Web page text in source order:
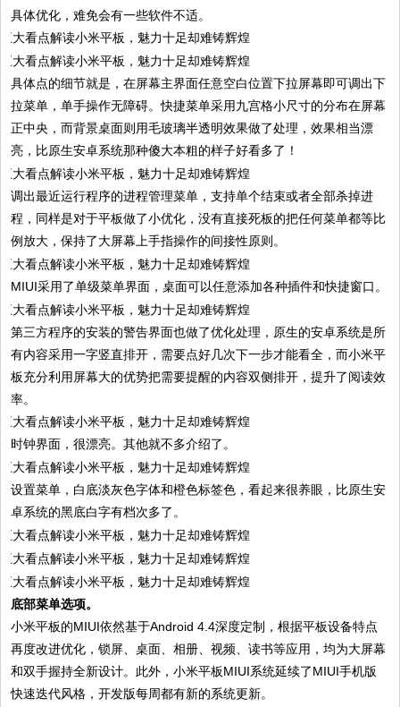
具体优化，难免会有一些软件不适。
具体点的细节就是，在屏幕主界面任意空白位置下拉屏幕即可调出下
拉菜单，单手操作无障碍。快捷菜单采用九宫格小尺寸的分布在屏幕
正中央，而背景桌面则用毛玻璃半透明效果做了处理，效果相当漂
亮，比原生安卓系统那种傻大本粗的样子好看多了！
调出最近运行程序的进程管理菜单，支持单个结束或者全部杀掉进
程，同样是对于平板做了小优化，没有直接死板的把任何菜单都等比
例放大，保持了大屏幕上手指操作的间接性原则。
MIUI采用了单级菜单界面，桌面可以任意添加各种插件和快捷窗口。
第三方程序的安装的警告界面也做了优化处理，原生的安卓系统是所
有内容采用一字竖直排开，需要点好几次下一步才能看全，而小米平
板充分利用屏幕大的优势把需要提醒的内容双侧排开，提升了阅读效
率。
时钟界面，很漂亮。其他就不多介绍了。
设置菜单，白底淡灰色字体和橙色标签色，看起来很养眼，比原生安
卓系统的黑底白字有档次多了。
底部菜单选项。
小米平板的MIUI依然基于Android 4.4深度定制，根据平板设备特点
再度改进优化，锁屏、桌面、相册、视频、读书等应用，均为大屏幕
和双手握持全新设计。此外，小米平板MIUI系统延续了MIUI手机版
快速迭代风格，开发版每周都有新的系统更新。